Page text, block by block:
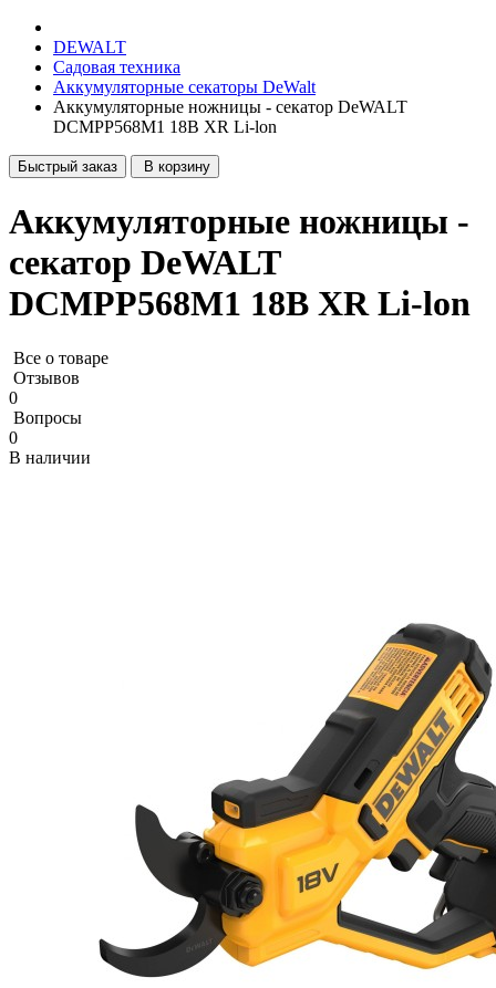
DEWALT
Садовая техника
Аккумуляторные секаторы DeWalt
Аккумуляторные ножницы - секатор DeWALT
DCMPP568M1 18В XR Li-lon
Быстрый заказ В корзину
Аккумуляторные ножницы -
секатор DeWALT
DCMPP568M1 18В XR Li-lon
Все о товаре
Отзывов
0
Вопросы
0
В наличии